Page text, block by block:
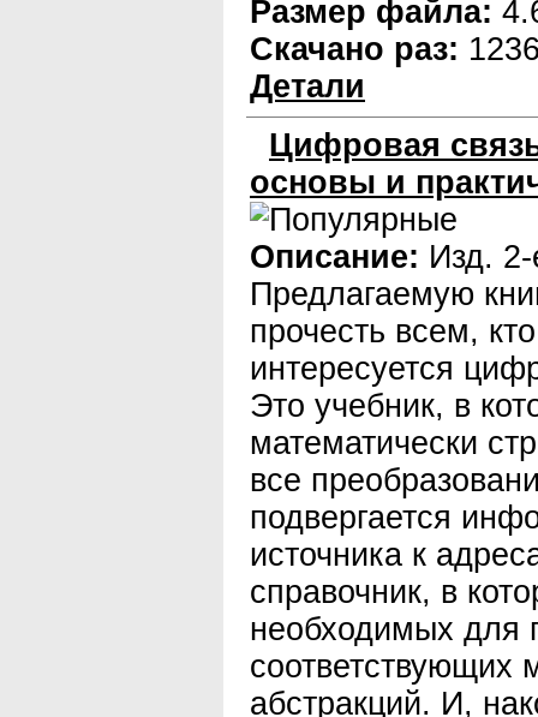
Размер файла:
Скачано раз:
Детали
Цифровая
основы и
Описание: Изд.
Предлагаемую
прочесть всем, кто
интересуется
Это учебник, в
математически
все
подвергается
источника к
справочник, в
необходимых для
соответствующих
абстракций. И,